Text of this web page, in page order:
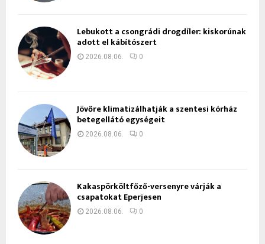
Lebukott a csongrádi drogdíler: kiskorúnak
adott el kábítószert
2026.08.06. 0
Jövőre klimatizálhatják a szentesi kórház
betegellátó egységeit
2026.08.06. 0
Kakaspörköltfőző-versenyre várják a
csapatokat Eperjesen
2026.08.06. 0